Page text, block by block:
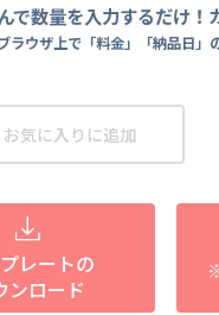
で数量を入力するだけ！
ラウザ上で「料金」「納品日」
お気に入りに追加
レートの
ンロード